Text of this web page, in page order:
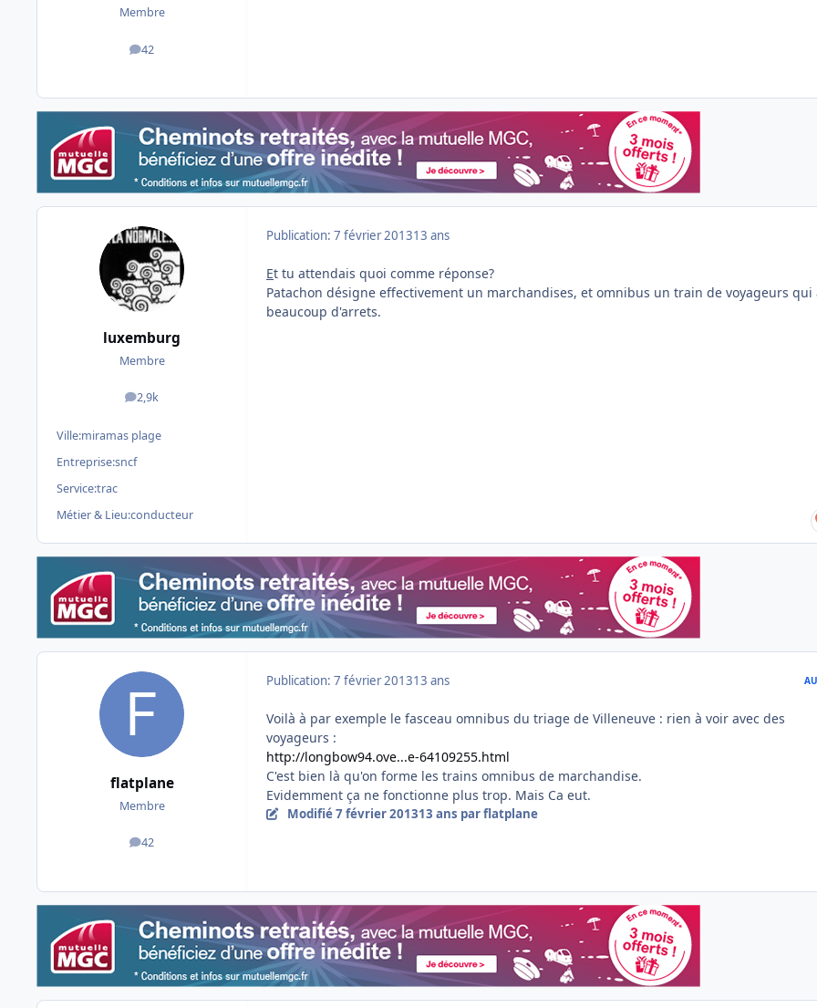
Membre
42
messages
luxemburg
Membre
2,9k
messages
Ville:miramas plage
Entreprise:sncf
Service:trac
Métier & Lieu:conducteur
Publication: 7 février 201313 ans
Et tu attendais quoi comme réponse?
Patachon désigne effectivement un marchandises, et omnibus un train de voyageurs qui
beaucoup d'arrets.
flatplane
Membre
42
messages
Publication: 7 février 201313 ans
Voilà à par exemple le fasceau omnibus du triage de Villeneuve : rien à voir avec des
voyageurs :
http://longbow94.ove...e-64109255.html
C'est bien là qu'on forme les trains omnibus de marchandise.
Evidemment ça ne fonctionne plus trop. Mais Ca eut.
Modifié7 février 201313 ans par flatplane